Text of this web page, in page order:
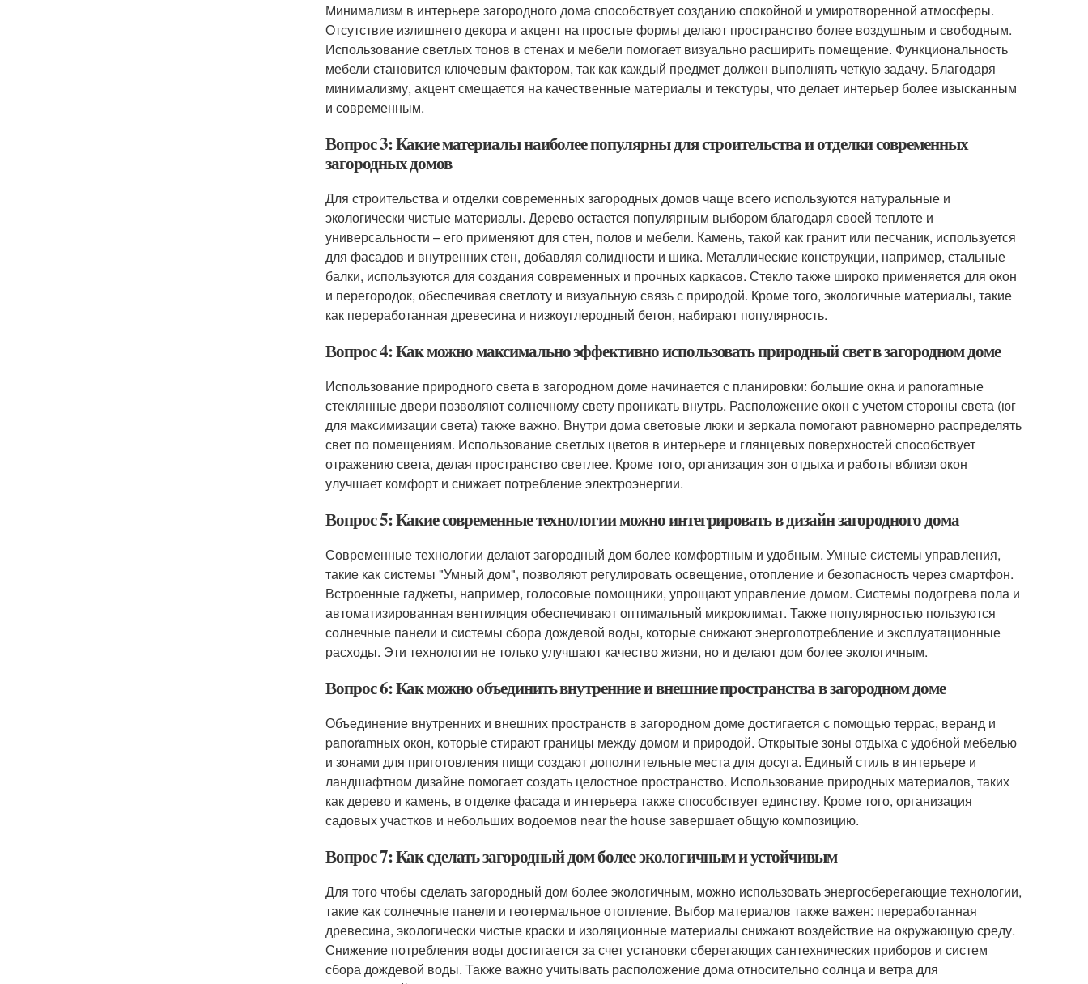
Минимализм в интерьере загородного дома способствует созданию спокойной и умиротворенной атмосферы.
Отсутствие излишнего декора и акцент на простые формы делают пространство более воздушным и свободным.
Использование светлых тонов в стенах и мебели помогает визуально расширить помещение. Функциональность
мебели становится ключевым фактором, так как каждый предмет должен выполнять четкую задачу. Благодаря
минимализму, акцент смещается на качественные материалы и текстуры, что делает интерьер более изысканным
и современным.
Вопрос 3: Какие материалы наиболее популярны для строительства и отделки современных
загородных домов
Для строительства и отделки современных загородных домов чаще всего используются натуральные и
экологически чистые материалы. Дерево остается популярным выбором благодаря своей теплоте и
универсальности – его применяют для стен, полов и мебели. Камень, такой как гранит или песчаник, используется
для фасадов и внутренних стен, добавляя солидности и шика. Металлические конструкции, например, стальные
балки, используются для создания современных и прочных каркасов. Стекло также широко применяется для окон
и перегородок, обеспечивая светлоту и визуальную связь с природой. Кроме того, экологичные материалы, такие
как переработанная древесина и низкоуглеродный бетон, набирают популярность.
Вопрос 4: Как можно максимально эффективно использовать природный свет в загородном доме
Использование природного света в загородном доме начинается с планировки: большие окна и panoramные
стеклянные двери позволяют солнечному свету проникать внутрь. Расположение окон с учетом стороны света (юг
для максимизации света) также важно. Внутри дома световые люки и зеркала помогают равномерно распределять
свет по помещениям. Использование светлых цветов в интерьере и глянцевых поверхностей способствует
отражению света, делая пространство светлее. Кроме того, организация зон отдыха и работы вблизи окон
улучшает комфорт и снижает потребление электроэнергии.
Вопрос 5: Какие современные технологии можно интегрировать в дизайн загородного дома
Современные технологии делают загородный дом более комфортным и удобным. Умные системы управления,
такие как системы "Умный дом", позволяют регулировать освещение, отопление и безопасность через смартфон.
Встроенные гаджеты, например, голосовые помощники, упрощают управление домом. Системы подогрева пола и
автоматизированная вентиляция обеспечивают оптимальный микроклимат. Также популярностью пользуются
солнечные панели и системы сбора дождевой воды, которые снижают энергопотребление и эксплуатационные
расходы. Эти технологии не только улучшают качество жизни, но и делают дом более экологичным.
Вопрос 6: Как можно объединить внутренние и внешние пространства в загородном доме
Объединение внутренних и внешних пространств в загородном доме достигается с помощью террас, веранд и
panoramных окон, которые стирают границы между домом и природой. Открытые зоны отдыха с удобной мебелью
и зонами для приготовления пищи создают дополнительные места для досуга. Единый стиль в интерьере и
ландшафтном дизайне помогает создать целостное пространство. Использование природных материалов, таких
как дерево и камень, в отделке фасада и интерьера также способствует единству. Кроме того, организация
садовых участков и небольших водоемов near the house завершает общую композицию.
Вопрос 7: Как сделать загородный дом более экологичным и устойчивым
Для того чтобы сделать загородный дом более экологичным, можно использовать энергосберегающие технологии,
такие как солнечные панели и геотермальное отопление. Выбор материалов также важен: переработанная
древесина, экологически чистые краски и изоляционные материалы снижают воздействие на окружающую среду.
Снижение потребления воды достигается за счет установки сберегающих сантехнических приборов и систем
сбора дождевой воды. Также важно учитывать расположение дома относительно солнца и ветра для